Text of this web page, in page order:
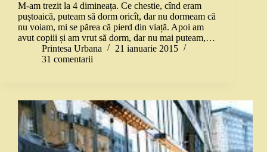
M-am trezit la 4 dimineața. Ce chestie, cînd eram
puștoaică, puteam să dorm oricît, dar nu dormeam că
nu voiam, mi se părea că pierd din viață. Apoi am
avut copiii și am vrut să dorm, dar nu mai puteam,…
Printesa Urbana
21 ianuarie 2015
31 comentarii